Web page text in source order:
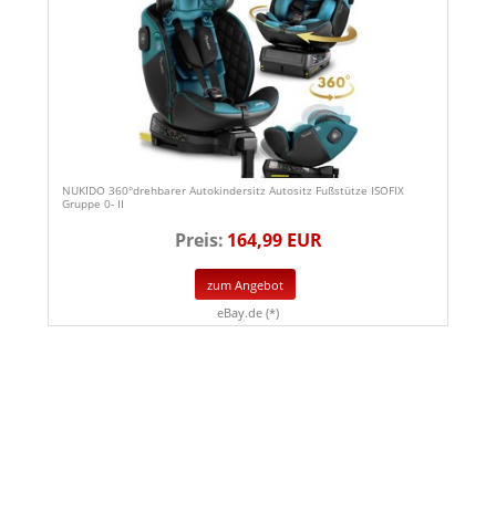
NUKIDO 360°drehbarer Autokindersitz Autositz Fußstütze ISOFIX
Gruppe 0- II
Preis: 164,99 EUR
zum Angebot
eBay.de (*)